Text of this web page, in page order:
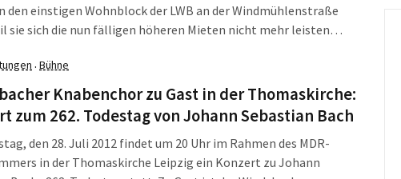
den einstigen Wohnblock der LWB an der Windmühlenstraße
sie sich die nun fälligen höheren Mieten nicht mehr leisten
tatsächlich zu einem Modellfall der Gentrifizierung in Leipzig.
· Bühne
Knabenchor zu Gast in der Thomaskirche:
zum 262. Todestag von Johann Sebastian Bach
den 28. Juli 2012 findet um 20 Uhr im Rahmen des MDR-
in der Thomaskirche Leipzig ein Konzert zu Johann